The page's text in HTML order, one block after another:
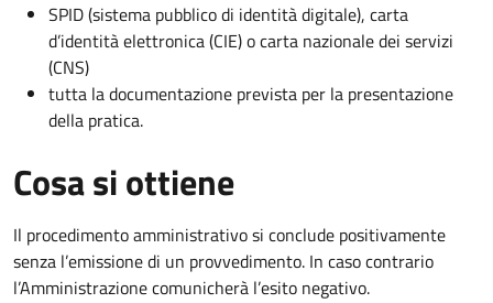
SPID (sistema pubblico di identità digitale), carta
d’identità elettronica (CIE) o carta nazionale dei servizi
(CNS)
tutta la documentazione prevista per la presentazione
della pratica.
Cosa si ottiene
Il procedimento amministrativo si conclude positivamente
senza l’emissione di un provvedimento. In caso contrario
l’Amministrazione comunicherà l’esito negativo.